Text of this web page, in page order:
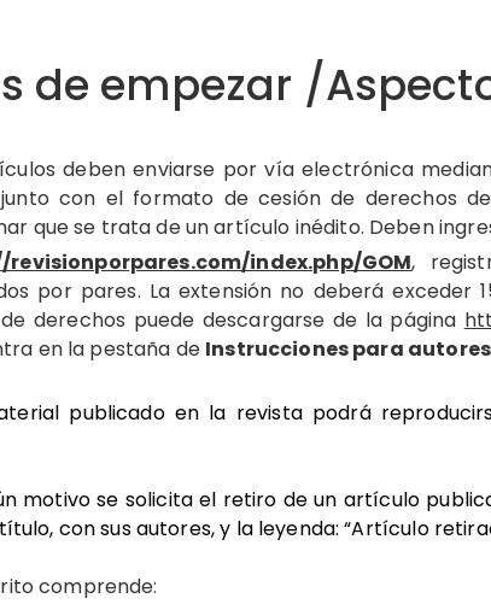
de empezar /
deben enviarse por vía electrónica
con el formato de cesión de derechos
que se trata de un artículo inédito. Deben
index.php/GOM,
por pares. La extensión no deberá exceder
derechos puede descargarse de la página
en la pestaña de Instrucciones para autores
publicado en la revista podrá
motivo se solicita el retiro de un artículo
con sus autores, y la leyenda: “Artículo
comprende: